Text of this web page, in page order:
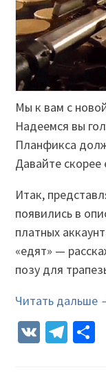
Мы к вам с
Надеемся вы
Планфикса
Давайте скорее
Итак,
появились в
платных
«едят» —
позу для
Читать дальше
VK